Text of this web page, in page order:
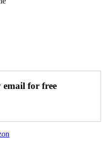
email for free